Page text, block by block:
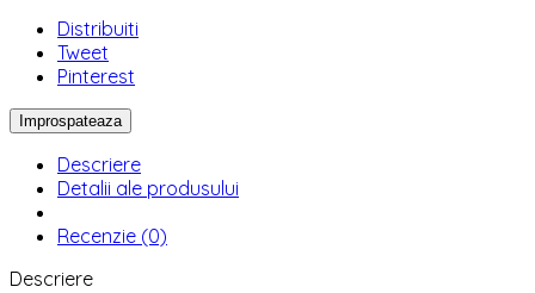
Distribuiti
Tweet
Pinterest
Descriere
Detalii ale produsului
Recenzie (0)
Descriere